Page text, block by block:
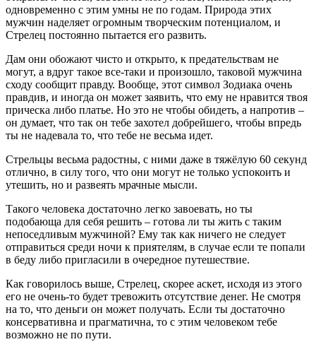
одновременно с этим умны не по годам. Природа этих
мужчин наделяет огромным творческим потенциалом, и
Стрелец постоянно пытается его развить.
Дам они обожают чисто и открыто, к предательствам не
могут, а вдруг такое все-таки и произошло, таковой мужчина
сходу сообщит правду. Вообще, этот символ Зодиака очень
правдив, и иногда он может заявить, что ему не нравится твоя
прическа либо платье. Но это не чтобы обидеть, а напротив –
он думает, что так он тебе захотел добрейшего, чтобы впредь
ты не надевала то, что тебе не весьма идет.
Стрельцы весьма радостны, с ними даже в тяжёлую 60 секунд
отлично, в силу того, что они могут не только успокоить и
утешить, но и развеять мрачные мысли.
Такого человека достаточно легко завоевать, но ты
подобающа для себя решить – готова ли ты жить с таким
непоседливым мужчиной? Ему так как ничего не следует
отправиться среди ночи к приятелям, в случае если те попали
в беду либо пригласили в очередное путешествие.
Как говорилось выше, Стрелец, скорее аскет, исходя из этого
его не очень-то будет тревожить отсутствие денег. Не смотря
на то, что деньги он может получать. Если ты достаточно
консервативна и прагматична, то с этим человеком тебе
возможно не по пути.